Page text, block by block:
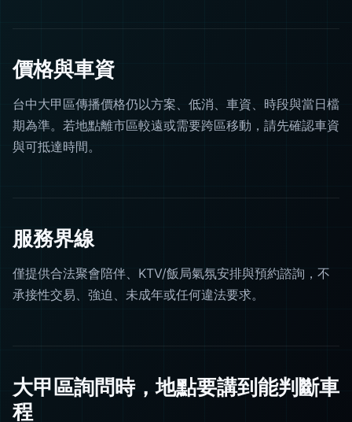
價格與車資
台中大甲區傳播價格仍以方案、低消、車資、時段與當日檔
期為準。若地點離市區較遠或需要跨區移動，請先確認車資
與可抵達時間。
服務界線
僅提供合法聚會陪伴、KTV/飯局氣氛安排與預約諮詢，不
承接性交易、強迫、未成年或任何違法要求。
大甲區詢問時，地點要講到能判斷車
程